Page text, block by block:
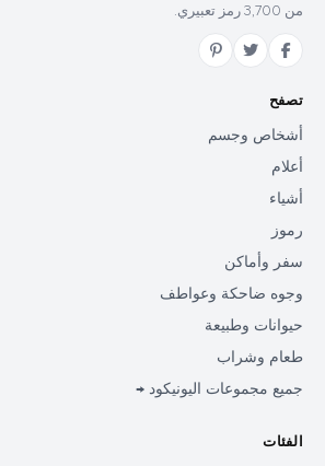
من 3,700 رمز تعبيري.
تصفح
أشخاص وجسم
أعلام
أشياء
رموز
سفر وأماكن
وجوه ضاحكة وعواطف
حيوانات وطبيعة
طعام وشراب
جميع مجموعات اليونيكود →
الفئات